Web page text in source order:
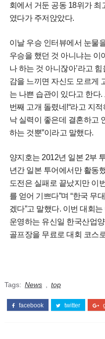
회에서 거둔 공동 18위가 최
였다가 주저앉았다.
이날 우승 인터뷰에서 눈물
우승을 했던 것 아니냐는 이
나 하는 것 아니잖아’라고
감을 느끼면 자신도 모르게
는 나쁜 습관이 있다고 한다.
번째 고개 돌렸네!“라고 지
낙 실력이 좋은데 결혼하고
하는 것뿐”이라고 말했다.
양지호는 2012년 일본 2부
년간 일본 투어에서만 활동
도전은 실패로 끝났지만 이
를 얻어 기쁘다”며 “한국 무
겠다”고 말했다. 이번 대회
운영하는 유신일 한국산업
골프장을 무료로 대회 코스
Tags: News top
facebook twitter